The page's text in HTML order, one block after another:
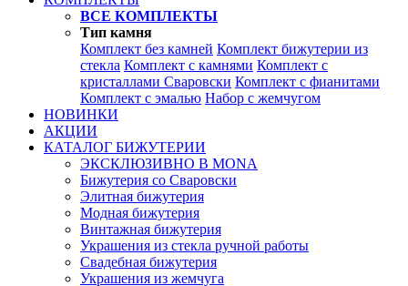
ВСЕ КОМПЛЕКТЫ
Тип камня
Комплект без камней Комплект бижутерии из
стекла Комплект с камнями Комплект с
кристаллами Сваровски Комплект с фианитами
Комплект с эмалью Набор с жемчугом
НОВИНКИ
АКЦИИ
КАТАЛОГ БИЖУТЕРИИ
ЭКСКЛЮЗИВНО В MONA
Бижутерия со Сваровски
Элитная бижутерия
Модная бижутерия
Винтажная бижутерия
Украшения из стекла ручной работы
Свадебная бижутерия
Украшения из жемчуга